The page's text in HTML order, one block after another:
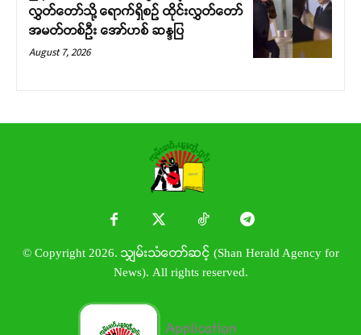
လွှတ်တော်သို့ ရောက်ရှိစဉ် ထိုင်းလွှတ်တော်
အမတ်တစ်ဦး အော်ဟစ် ဆန္ဒပြ
August 7, 2026
© Copyright 2026. သျှမ်းသံတော်ဆင့် (Shan Herald Agency for
News). All rights reserved.